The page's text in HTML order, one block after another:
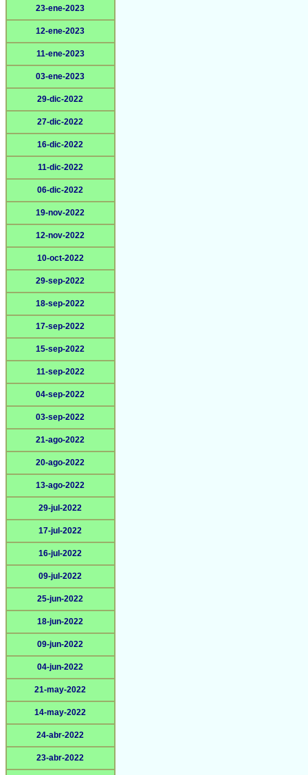
23-ene-2023
12-ene-2023
11-ene-2023
03-ene-2023
29-dic-2022
27-dic-2022
16-dic-2022
11-dic-2022
06-dic-2022
19-nov-2022
12-nov-2022
10-oct-2022
29-sep-2022
18-sep-2022
17-sep-2022
15-sep-2022
11-sep-2022
04-sep-2022
03-sep-2022
21-ago-2022
20-ago-2022
13-ago-2022
29-jul-2022
17-jul-2022
16-jul-2022
09-jul-2022
25-jun-2022
18-jun-2022
09-jun-2022
04-jun-2022
21-may-2022
14-may-2022
24-abr-2022
23-abr-2022